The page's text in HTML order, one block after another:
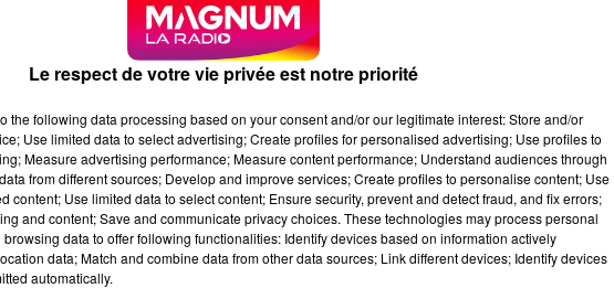
Le respect de votre vie privée est notre priorité
the following data processing based on your consent and/or our legitimate interest: Store and/or
Use limited data to select advertising; Create profiles for personalised advertising; Use profiles to
Measure advertising performance; Measure content performance; Understand audiences through
from different sources; Develop and improve services; Create profiles to personalise content; Use
content; Use limited data to select content; Ensure security, prevent and detect fraud, and fix errors;
and content; Save and communicate privacy choices. These technologies may process personal
data to offer following functionalities: Identify devices based on information actively
data; Match and combine data from other data sources; Link different devices; Identify devices
automatically.